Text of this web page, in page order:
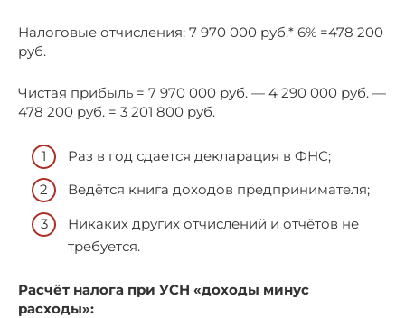
Налоговые отчисления: 7 970 000 руб.* 6% =478 200
руб.
Чистая прибыль = 7 970 000 руб. — 4 290 000 руб. —
478 200 руб. = 3 201 800 руб.
Раз в год сдается декларация в ФНС;
Ведётся книга доходов предпринимателя;
Никаких других отчислений и отчётов не
требуется.
Расчёт налога при УСН «доходы минус
расходы»: